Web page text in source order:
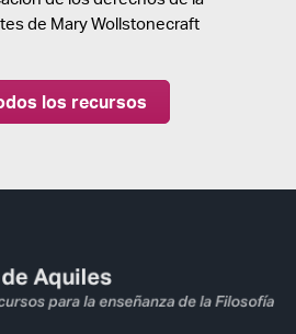
de Mary Wollstonecraft
los recursos